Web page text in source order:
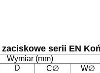
serii EN
Wymiar (mm)
D C∅ W∅